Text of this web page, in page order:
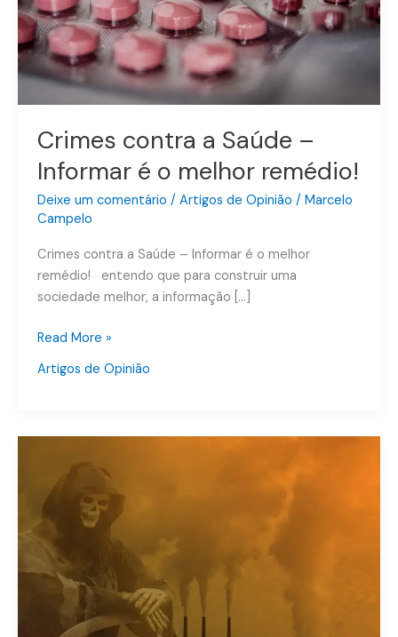
Crimes contra a Saúde –
Informar é o melhor remédio!
Deixe um comentário / Artigos de Opinião / Marcelo
Campelo
Crimes contra a Saúde – Informar é o melhor
remédio! entendo que para construir uma
sociedade melhor, a informação […]
o
melhor
remédio!
Read More »
Artigos de Opinião
contra
Saúde
Parte
V
Informar